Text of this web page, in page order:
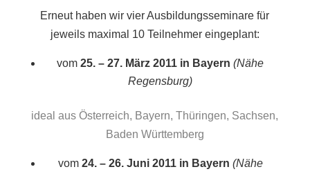
Erneut haben wir vier Ausbildungsseminare für
jeweils maximal 10 Teilnehmer eingeplant:
vom25. – 27. März 2011 in Bayern (Nähe
Regensburg)
ideal aus Österreich, Bayern, Thüringen, Sachsen,
Baden Württemberg
vom 24. – 26. Juni 2011 in Bayern (Nähe